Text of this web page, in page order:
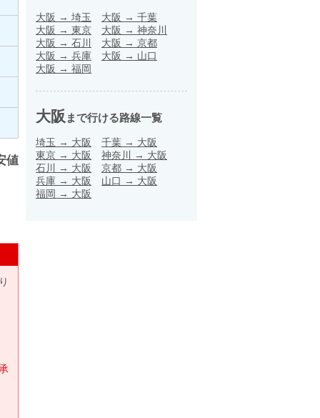
値
大阪 → 埼玉 大阪 → 千葉
大阪 → 東京 大阪 → 神奈川
大阪 → 石川 大阪 → 京都
大阪 → 兵庫 大阪 → 山口
大阪 → 福岡
大阪 まで行ける路線一覧
埼玉 → 大阪 千葉 → 大阪
東京 → 大阪 神奈川 → 大阪
石川
→ 大阪 京都 → 大阪
兵庫 → 大阪 山口 → 大阪
福岡 → 大阪